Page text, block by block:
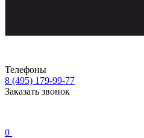
Телефоны
8 (495) 179-99-77
Заказать звонок
0